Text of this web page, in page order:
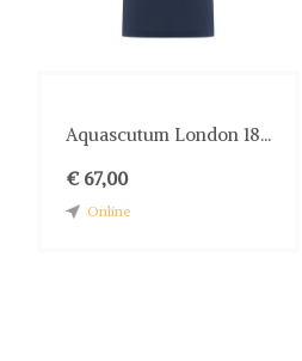
Aquascutum London 18...
€ 67,00
Online